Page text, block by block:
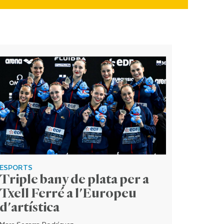
ESPORTS
Triple bany de plata per a
Txell Ferré a l'Europeu
d'artística